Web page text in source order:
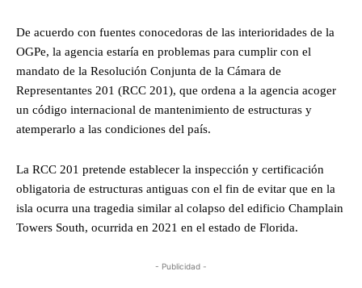
De acuerdo con fuentes conocedoras de las interioridades de la
OGPe, la agencia estaría en problemas para cumplir con el
mandato de la Resolución Conjunta de la Cámara de
Representantes 201 (RCC 201), que ordena a la agencia acoger
un código internacional de mantenimiento de estructuras y
atemperarlo a las condiciones del país.
La RCC 201 pretende establecer la inspección y certificación
obligatoria de estructuras antiguas con el fin de evitar que en la
isla ocurra una tragedia similar al colapso del edificio Champlain
Towers South, ocurrida en 2021 en el estado de Florida.
- Publicidad -